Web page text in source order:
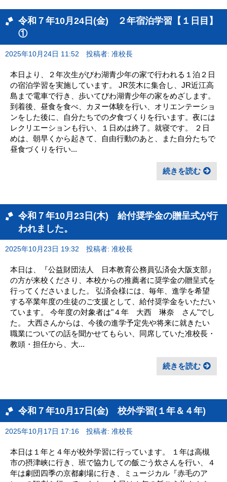
令和７年10月24日(金) ２年宿泊学習【１日目】
①
2025年10月24日 11:52 投稿者: 准校長
本日より、２年次生がびわ湖青少年の家で行われる１泊２日
の宿泊学習を実施しています。 JR茨木に集合し、JR近江高
島まで電車で行き、歩いてびわ湖青少年の家をめざします。
到着後、昼食を食べ、カヌー体験を行い、オリエンテーショ
ンをした後に、自分たちでの夕食づくりを行います。夜には
レクリエーションも行い、１日めは終了。就寝です。 ２日
めは、朝早くから起きて、自由行動のあと、また自分たちで
昼食づくりを行い...
続きを読む
令和７年10月23日(木) 給付奨学金の贈呈式が行
われました。
2025年10月23日 19:32 投稿者: 准校長
本日は、『公益財団法人 日本教育公務員弘済会大阪支部』
の方が来校くださり、本校からの推薦者に奨学金の贈呈式を
行ってくださいました。 弘済会様には、毎年、進学を希望
する卒業年度の生徒のご支援として、給付奨学金をいただい
ています。 今年度の対象者は"４年 大西 琳奈 さん"でし
た。 大西さんからは、今後の進学予定先や将来に就きたい
職業についての話を聞かせてもらい、同席していた准校長・
教頭・担任から、大...
続きを読む
令和７年10月17日(金) 校外学習(１年＆４年)
2025年10月17日 17:16 投稿者: 准校長
本日は１年と４年が校外学習に行っています。 １年は高槻
市の摂津峡に行き、班で協力しての飯ごう炊さんを行い、４
年は劇団四季の京都劇場に行き、ミュージカル『赤毛のア